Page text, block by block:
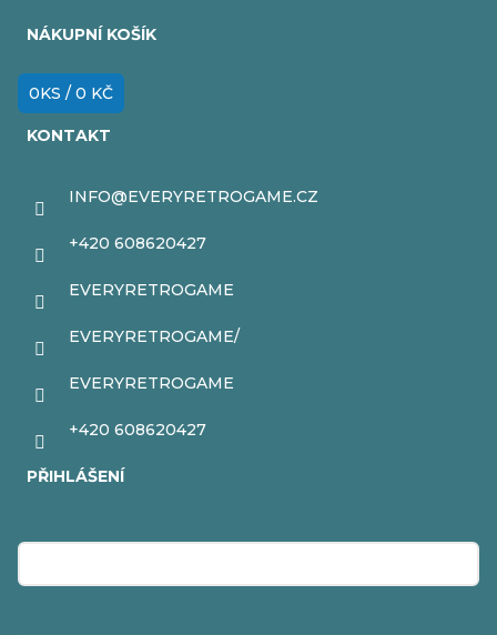
NÁKUPNÍ KOŠÍK
0KS / 0 KČ
KONTAKT
INFO@EVERYRETROGAME.CZ
+420 608620427
EVERYRETROGAME
EVERYRETROGAME/
EVERYRETROGAME
+420 608620427
PŘIHLÁŠENÍ